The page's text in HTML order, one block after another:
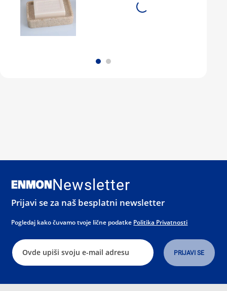
Newsletter
Prijavi se za naš besplatni newsletter
Pogledaj kako čuvamo tvoje lične podatke Politika Privatnosti